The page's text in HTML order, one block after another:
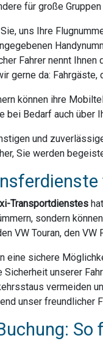
für große
uns Ihre
Fahrer nennt
gerne da:
können ihre
bei Bedarf auch über
und
Sie werden
Transportdienstes
sondern
VW Touran, den
eine sichere
unserer
vermeiden
unser